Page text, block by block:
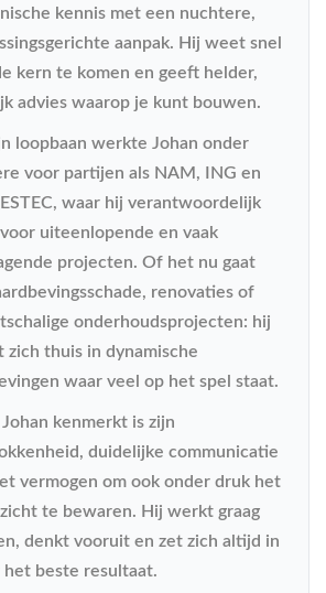
kennis met een nuchtere,
aanpak. Hij weet snel
kern te komen en geeft helder,
advies waarop je kunt bouwen.
loopbaan werkte Johan onder
voor partijen als NAM, ING en
ESTEC, waar hij verantwoordelijk
uiteenlopende en vaak
projecten. Of het nu gaat
renovaties of
onderhoudsprojecten: hij
zich thuis in dynamische
waar veel op het spel staat.
kenmerkt is zijn
duidelijke communicatie
vermogen om ook onder druk het
te bewaren. Hij werkt graag
denkt vooruit en zet zich altijd in
het beste resultaat.